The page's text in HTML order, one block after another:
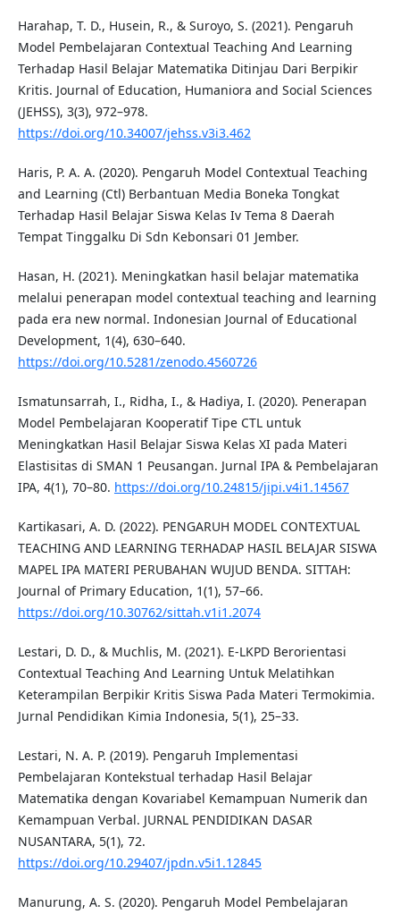
Harahap, T. D., Husein, R., & Suroyo, S. (2021). Pengaruh
Model Pembelajaran Contextual Teaching And Learning
Terhadap Hasil Belajar Matematika Ditinjau Dari Berpikir
Kritis. Journal of Education, Humaniora and Social Sciences
(JEHSS), 3(3), 972–978.
https://doi.org/10.34007/jehss.v3i3.462
Haris, P. A. A. (2020). Pengaruh Model Contextual Teaching
and Learning (Ctl) Berbantuan Media Boneka Tongkat
Terhadap Hasil Belajar Siswa Kelas Iv Tema 8 Daerah
Tempat Tinggalku Di Sdn Kebonsari 01 Jember.
Hasan, H. (2021). Meningkatkan hasil belajar matematika
melalui penerapan model contextual teaching and learning
pada era new normal. Indonesian Journal of Educational
Development, 1(4), 630–640.
https://doi.org/10.5281/zenodo.4560726
Ismatunsarrah, I., Ridha, I., & Hadiya, I. (2020). Penerapan
Model Pembelajaran Kooperatif Tipe CTL untuk
Meningkatkan Hasil Belajar Siswa Kelas XI pada Materi
Elastisitas di SMAN 1 Peusangan. Jurnal IPA & Pembelajaran
IPA, 4(1), 70–80. https://doi.org/10.24815/jipi.v4i1.14567
Kartikasari, A. D. (2022). PENGARUH MODEL CONTEXTUAL
TEACHING AND LEARNING TERHADAP HASIL BELAJAR SISWA
MAPEL IPA MATERI PERUBAHAN WUJUD BENDA. SITTAH:
Journal of Primary Education, 1(1), 57–66.
https://doi.org/10.30762/sittah.v1i1.2074
Lestari, D. D., & Muchlis, M. (2021). E-LKPD Berorientasi
Contextual Teaching And Learning Untuk Melatihkan
Keterampilan Berpikir Kritis Siswa Pada Materi Termokimia.
Jurnal Pendidikan Kimia Indonesia, 5(1), 25–33.
Lestari, N. A. P. (2019). Pengaruh Implementasi
Pembelajaran Kontekstual terhadap Hasil Belajar
Matematika dengan Kovariabel Kemampuan Numerik dan
Kemampuan Verbal. JURNAL PENDIDIKAN DASAR
NUSANTARA, 5(1), 72.
https://doi.org/10.29407/jpdn.v5i1.12845
Manurung, A. S. (2020). Pengaruh Model Pembelajaran